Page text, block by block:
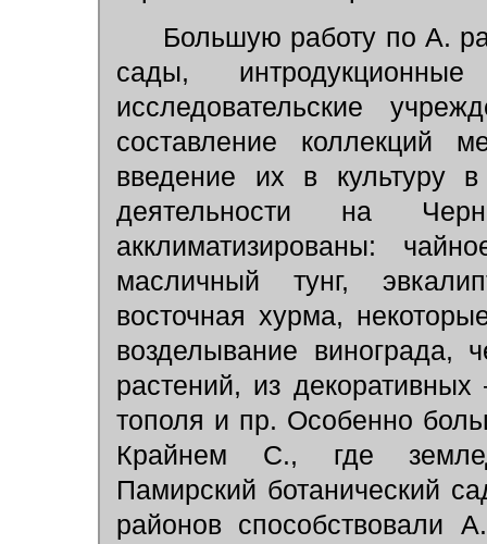
Большую работу по А.
сады,
исследовательские
составление коллекций
введение их в культуру
деятельности на
акклиматизированы:
масличный тунг,
восточная хурма,
возделывание винограда,
растений, из
тополя и пр. Особенно
Крайнем С., где
Памирский ботанический
районов способствовали